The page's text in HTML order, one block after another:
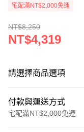
宅配滿NT$2,000免運
NT$8,250
NT$4,319
請選擇商品選項
付款與運送方式
宅配滿NT$2,000免運